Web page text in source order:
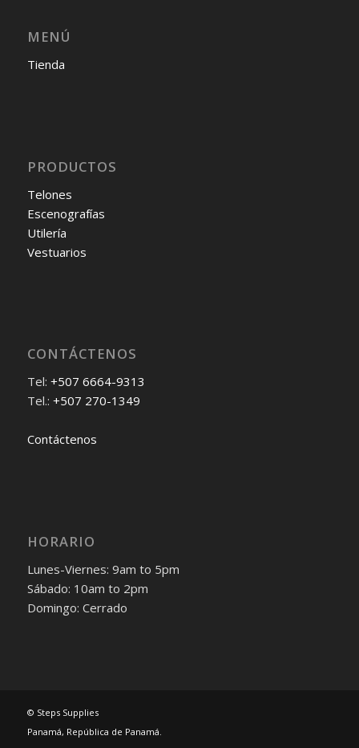
MENÚ
Tienda
PRODUCTOS
Telones
Escenografías
Utilería
Vestuarios
CONTÁCTENOS
Tel: +507 6664-9313
Tel.: +507 270-1349
Contáctenos
HORARIO
Lunes-Viernes: 9am to 5pm
Sábado: 10am to 2pm
Domingo: Cerrado
© Steps Supplies
Panamá, República de Panamá.